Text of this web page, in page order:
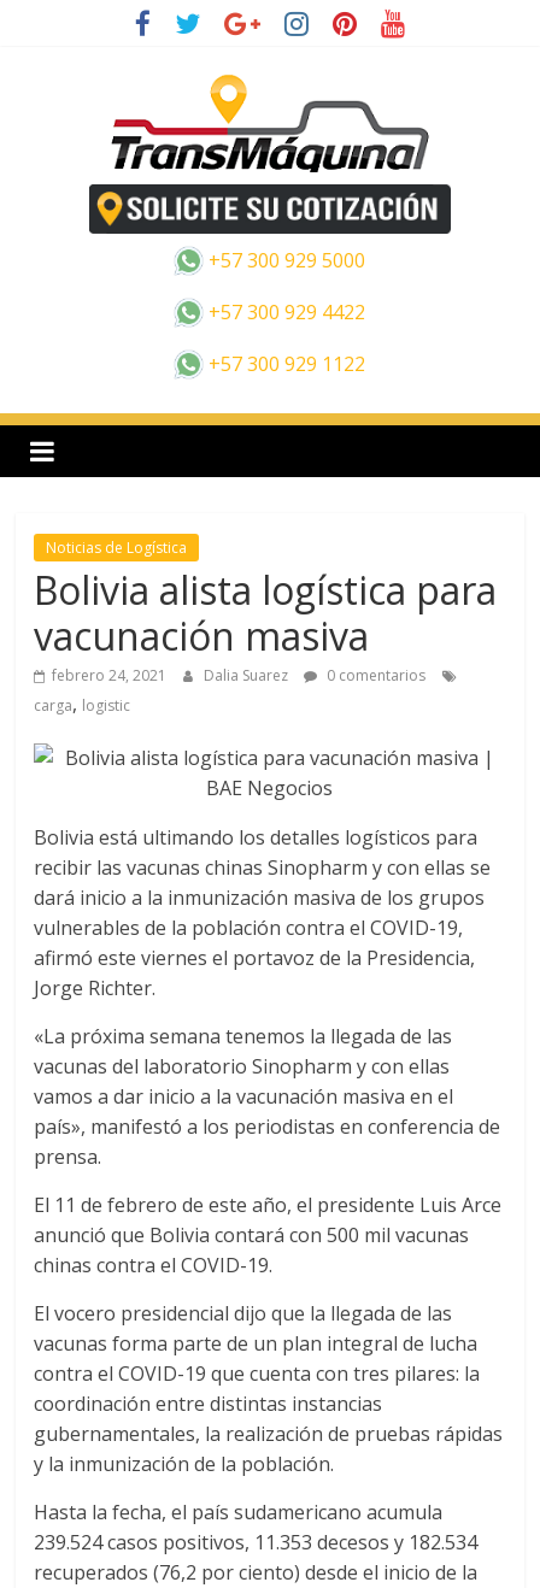
a
n
o
+57 300 929 5000
+57 300 929 4422
+57 300 929 1122
Noticias de Logística
Bolivia alista logística para
vacunación masiva
febrero 24, 2021 Dalia Suarez
0 comentarios
carga, logistic
Bolivia está ultimando los detalles logísticos para
recibir las vacunas chinas Sinopharm y con ellas se
dará inicio a la inmunización masiva de los grupos
vulnerables de la población contra el COVID-19,
afirmó este viernes el portavoz de la Presidencia,
Jorge Richter.
«La próxima semana tenemos la llegada de las
vacunas del laboratorio Sinopharm y con ellas
vamos a dar inicio a la vacunación masiva en el
país», manifestó a los periodistas en conferencia de
prensa.
El 11 de febrero de este año, el presidente Luis Arce
anunció que Bolivia contará con 500 mil vacunas
chinas contra el COVID-19.
El vocero presidencial dijo que la llegada de las
vacunas forma parte de un plan integral de lucha
contra el COVID-19 que cuenta con tres pilares: la
coordinación entre distintas instancias
gubernamentales, la realización de pruebas rápidas
y la inmunización de la población.
Hasta la fecha, el país sudamericano acumula
239.524 casos positivos, 11.353 decesos y 182.534
recuperados (76,2 por ciento) desde el inicio de la